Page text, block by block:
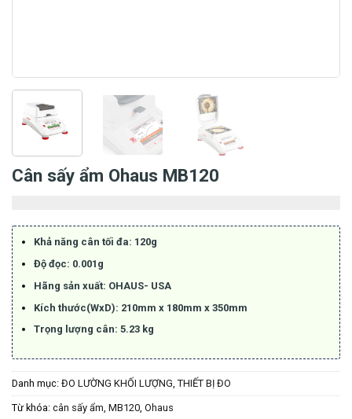
Cân sấy ẩm Ohaus MB120
Khả năng cân tối đa: 120g
Độ đọc: 0.001g
Hãng sản xuất: OHAUS- USA
Kích thước(WxD): 210mm x 180mm x 350mm
Trọng lượng cân: 5.23 kg
Danh mục: ĐO LƯỜNG KHỐI LƯỢNG, THIẾT BỊ ĐO
Từ khóa: cân sấy ẩm, MB120, Ohaus